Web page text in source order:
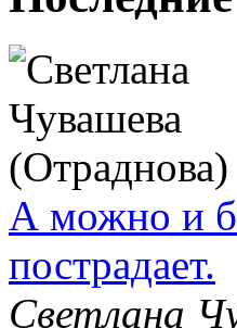
А можно и
пострадает.
Светлана